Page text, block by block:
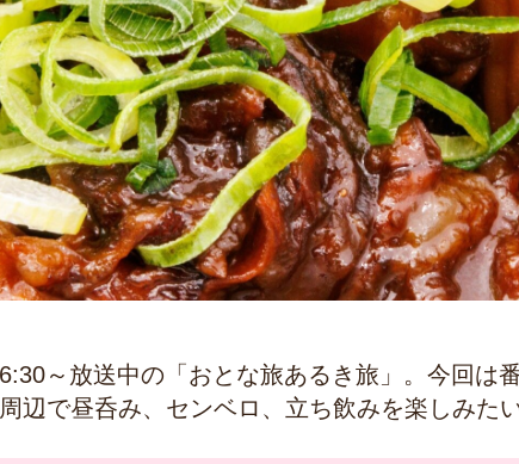
～放送中の「おとな旅あるき旅」。今回は
辺で昼呑み、センベロ、立ち飲みを楽しみた